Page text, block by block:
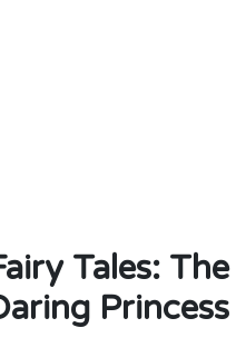
Tales: The
Princess